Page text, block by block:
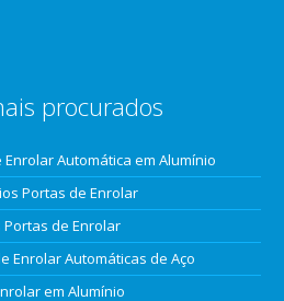
procurados
Enrolar Automática em Alumínio
Portas de Enrolar
de Enrolar
Enrolar Automáticas de Aço
em Alumínio